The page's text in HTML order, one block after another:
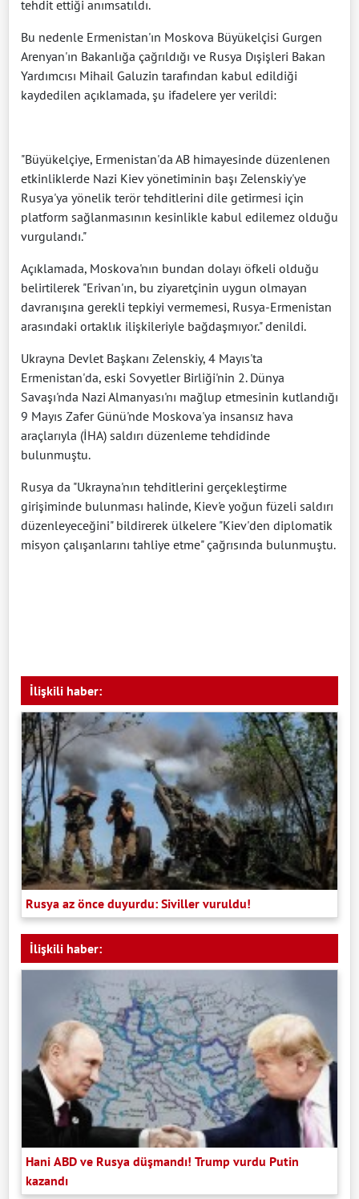
tehdit ettiği anımsatıldı.
Bu nedenle Ermenistan'ın Moskova Büyükelçisi Gurgen
Arenyan'ın Bakanlığa çağrıldığı ve Rusya Dışişleri Bakan
Yardımcısı Mihail Galuzin tarafından kabul edildiği
kaydedilen açıklamada, şu ifadelere yer verildi:
"Büyükelçiye, Ermenistan'da AB himayesinde düzenlenen
etkinliklerde Nazi Kiev yönetiminin başı Zelenskiy'ye
Rusya'ya yönelik terör tehditlerini dile getirmesi için
platform sağlanmasının kesinlikle kabul edilemez olduğu
vurgulandı."
Açıklamada, Moskova'nın bundan dolayı öfkeli olduğu
belirtilerek "Erivan'ın, bu ziyaretçinin uygun olmayan
davranışına gerekli tepkiyi vermemesi, Rusya-Ermenistan
arasındaki ortaklık ilişkileriyle bağdaşmıyor." denildi.
Ukrayna Devlet Başkanı Zelenskiy, 4 Mayıs'ta
Ermenistan'da, eski Sovyetler Birliği'nin 2. Dünya
Savaşı'nda Nazi Almanyası'nı mağlup etmesinin kutlandığı
9 Mayıs Zafer Günü'nde Moskova'ya insansız hava
araçlarıyla (İHA) saldırı düzenleme tehdidinde
bulunmuştu.
Rusya da "Ukrayna'nın tehditlerini gerçekleştirme
girişiminde bulunması halinde, Kiev'e yoğun füzeli saldırı
düzenleyeceğini" bildirerek ülkelere "Kiev'den diplomatik
misyon çalışanlarını tahliye etme" çağrısında bulunmuştu.
İlişkili haber:
Rusya az önce duyurdu: Siviller vuruldu!
İlişkili haber:
Hani ABD ve Rusya düşmandı! Trump vurdu Putin
kazandı